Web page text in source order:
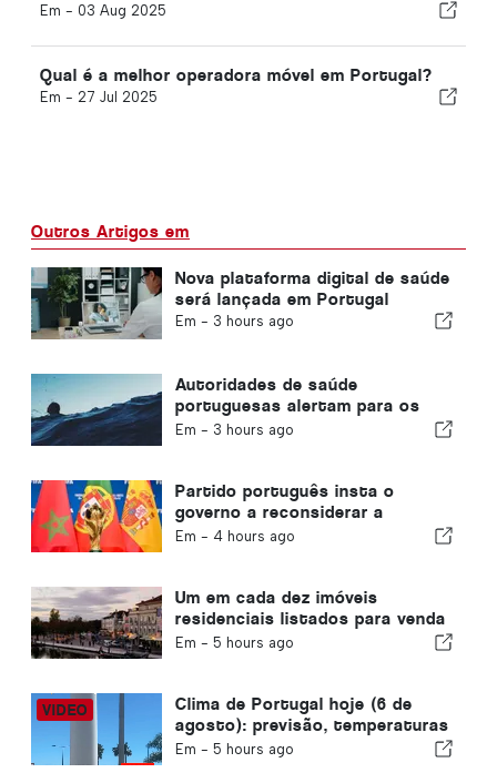
Em - 03 Aug 2025
Qual é a melhor operadora móvel em Portugal?
Em - 27 Jul 2025
Outros Artigos em
Nova plataforma digital de saúde
será lançada em Portugal
Em - 3 hours ago
Autoridades de saúde
portuguesas alertam para os
perigos do afogamento
Em - 3 hours ago
Partido português insta o
governo a reconsiderar a
realização da Copa do Mundo de
Em - 4 hours ago
Um em cada dez imóveis
residenciais listados para venda
em Portugal é vendido em
Em - 5 hours ago
Clima de Portugal hoje (6 de
agosto): previsão, temperaturas
e o que esperar
Em - 5 hours ago